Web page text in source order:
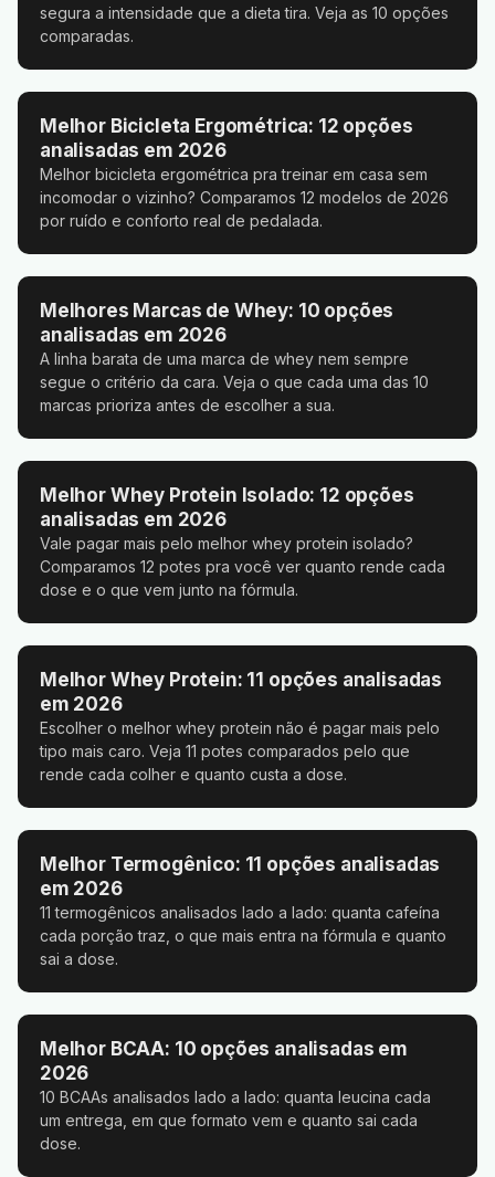
segura a intensidade que a dieta tira. Veja as 10 opções
comparadas.
Melhor Bicicleta Ergométrica: 12 opções
analisadas em 2026
Melhor bicicleta ergométrica pra treinar em casa sem
incomodar o vizinho? Comparamos 12 modelos de 2026
por ruído e conforto real de pedalada.
Melhores Marcas de Whey: 10 opções
analisadas em 2026
A linha barata de uma marca de whey nem sempre
segue o critério da cara. Veja o que cada uma das 10
marcas prioriza antes de escolher a sua.
Melhor Whey Protein Isolado: 12 opções
analisadas em 2026
Vale pagar mais pelo melhor whey protein isolado?
Comparamos 12 potes pra você ver quanto rende cada
dose e o que vem junto na fórmula.
Melhor Whey Protein: 11 opções analisadas
em 2026
Escolher o melhor whey protein não é pagar mais pelo
tipo mais caro. Veja 11 potes comparados pelo que
rende cada colher e quanto custa a dose.
Melhor Termogênico: 11 opções analisadas
em 2026
11 termogênicos analisados lado a lado: quanta cafeína
cada porção traz, o que mais entra na fórmula e quanto
sai a dose.
Melhor BCAA: 10 opções analisadas em
2026
10 BCAAs analisados lado a lado: quanta leucina cada
um entrega, em que formato vem e quanto sai cada
dose.